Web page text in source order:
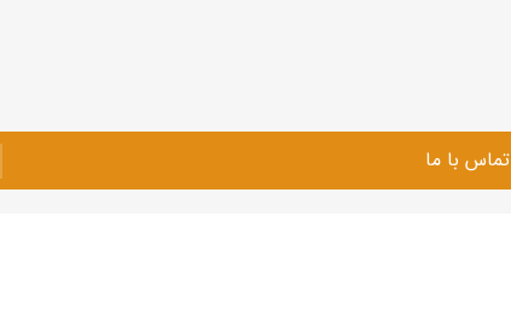
تماس با ما